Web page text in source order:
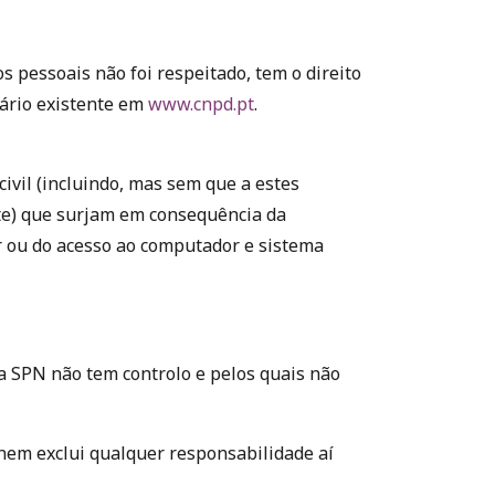
pessoais não foi respeitado, tem o direito
existente emwww.cnpd.pt.
(incluindo, mas sem que a estes
que surjam em consequência da
do acesso ao computador e sistema
não tem controlo e pelos quais não
exclui qualquer responsabilidade aí